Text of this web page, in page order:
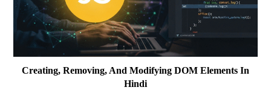
Creating, Removing, And Modifying DOM Elements In
Hindi